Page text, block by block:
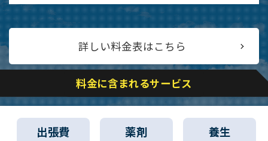
詳しい料金表はこちら
料金に含まれるサービス
出張費 薬剤 養生